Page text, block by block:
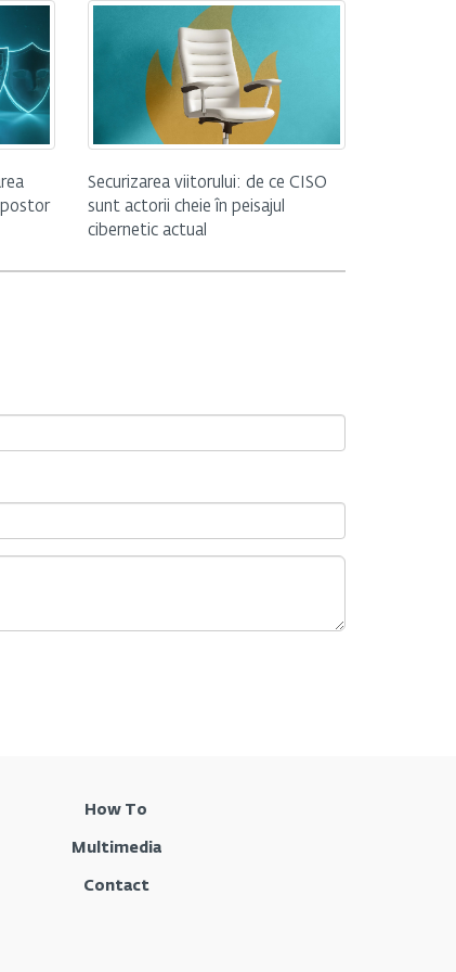
Securizarea viitorului: de ce CISO
sunt actorii cheie în peisajul
cibernetic actual
How To
Multimedia
Contact